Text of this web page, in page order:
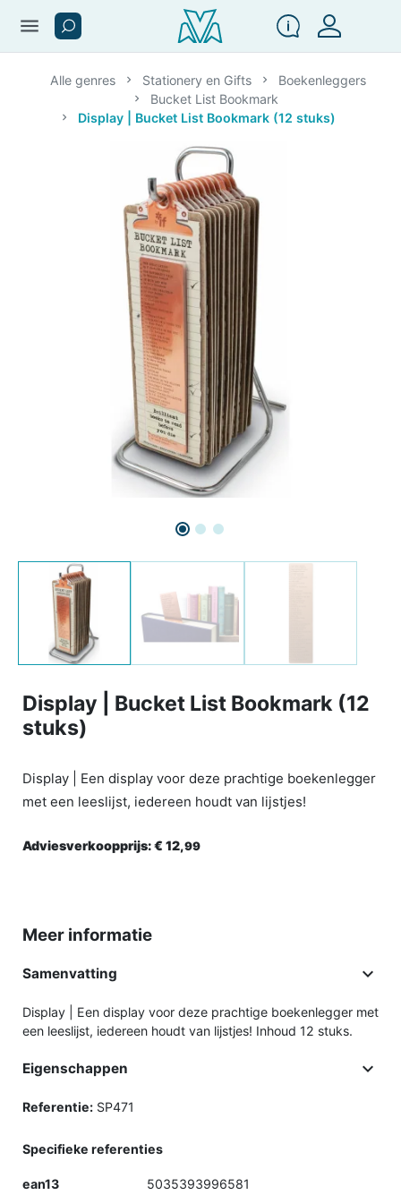
menu
Alle genres Stationery en Gifts
Boekenleggers
Bucket List Bookmark
Display | Bucket List Bookmark (12 stuks)
Display | Bucket List Bookmark (12
stuks)
Display | Een display voor deze prachtige boekenlegger
met een leeslijst, iedereen houdt van lijstjes!
Adviesverkoopprijs:€ 12,99
Meer informatie
Samenvatting 
Display | Een display voor deze prachtige boekenlegger met
een leeslijst, iedereen houdt van lijstjes! Inhoud 12 stuks.
Eigenschappen 
Referentie: SP471
Specifieke referenties
ean13 5035393996581